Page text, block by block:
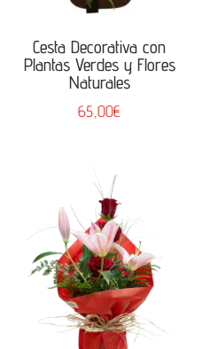
Cesta Decorativa con
Plantas Verdes y Flores
Naturales
65,00€